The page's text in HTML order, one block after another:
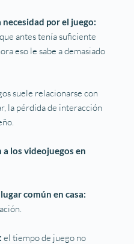
por el juego:
antes tenía suficiente
eso le sabe a demasiado
suele relacionarse con
la pérdida de interacción
a los videojuegos en
común en casa:
el tiempo de juego no